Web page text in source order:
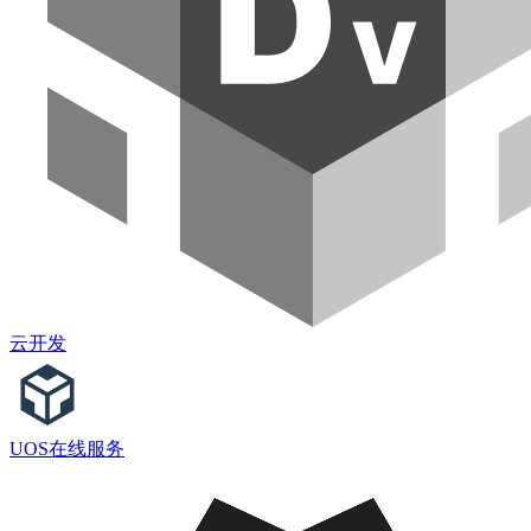
云开发
UOS在线服务